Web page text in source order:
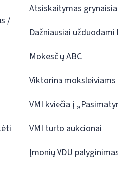
/
Atsiskaitymas
Dažniausiai užduodami
Mokesčių ABC
Viktorina moksleiviams
VMI kviečia į
VMI turto aukcionai
Įmonių VDU palyginimas